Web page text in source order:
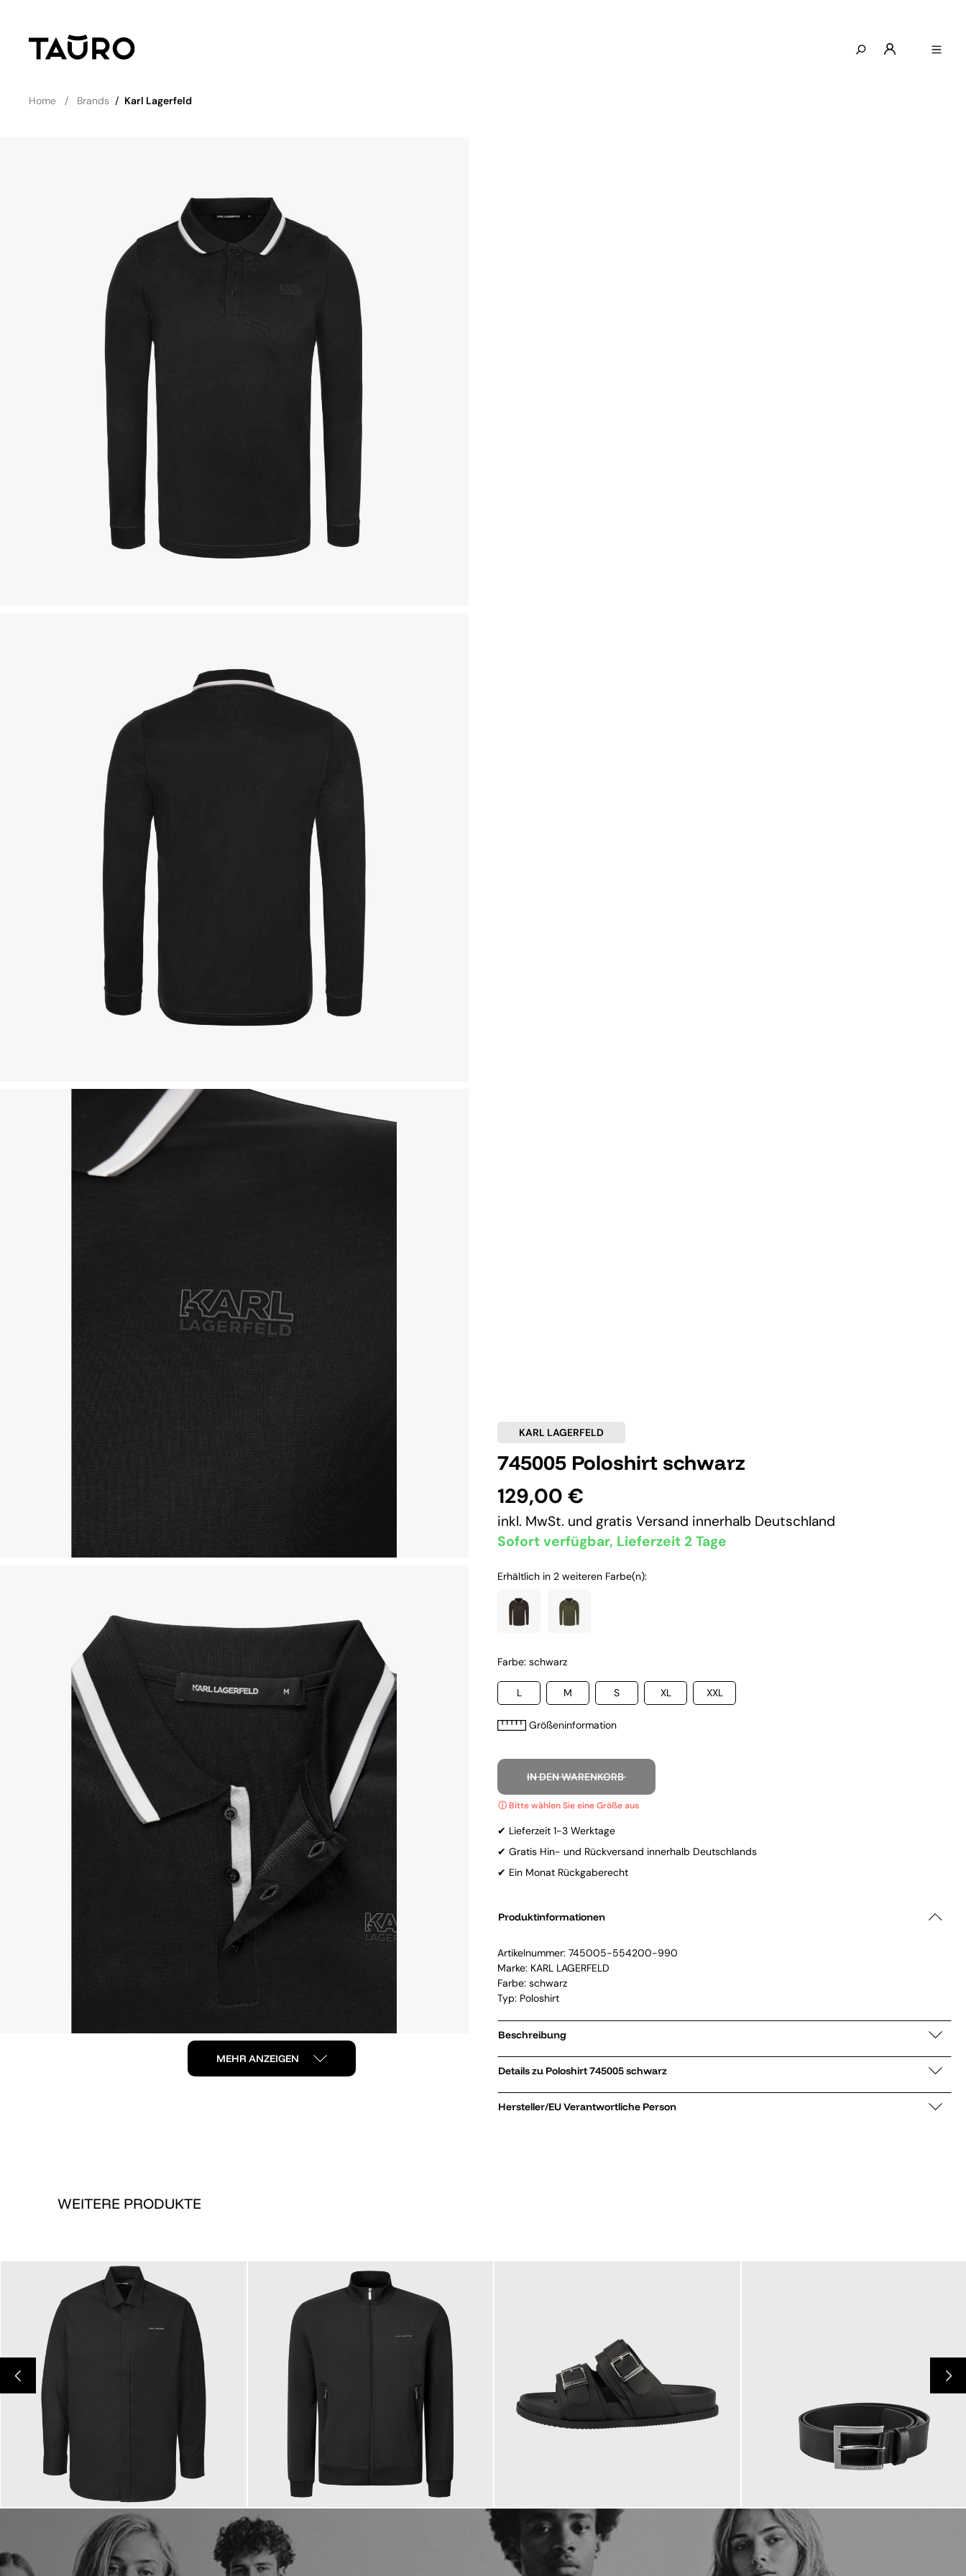
Home Brands / Karl Lagerfeld
MEHR ANZEIGEN
KARL LAGERFELD
745005 Poloshirt schwarz
129,00 €
inkl. MwSt. und gratis Versand innerhalb Deutschland
Sofort verfügbar, Lieferzeit 2 Tage
Erhältlich in 2 weiteren Farbe(n):
Farbe: schwarz
L M S XL XXL
Größeninformation
IN DEN WARENKORB
✔ Lieferzeit 1-3 Werktage
✔ Gratis Hin- und Rückversand innerhalb Deutschlands
✔ Ein Monat Rückgaberecht
Produktinformationen
Artikelnummer: 745005-554200-990
Marke: KARL LAGERFELD
Farbe: schwarz
Typ: Poloshirt
Beschreibung
Details zu Poloshirt 745005 schwarz
Hersteller/EU Verantwortliche Person
WEITERE PRODUKTE
199,00 €